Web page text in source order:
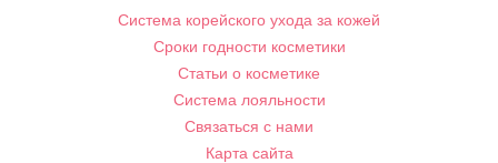
Система корейского ухода за кожей
Сроки годности косметики
Статьи о косметике
Система лояльности
Связаться с нами
Карта сайта